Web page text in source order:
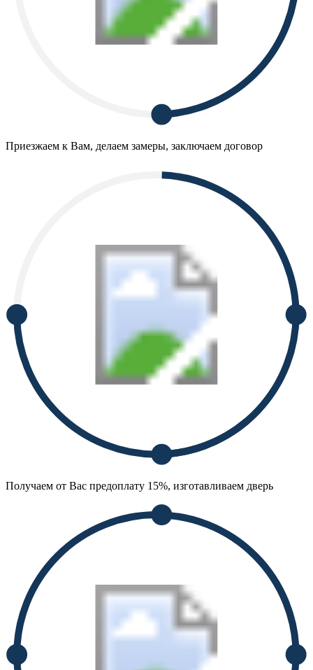
Приезжаем к Вам, делаем замеры, заключаем договор
Получаем от Вас предоплату 15%, изготавливаем дверь